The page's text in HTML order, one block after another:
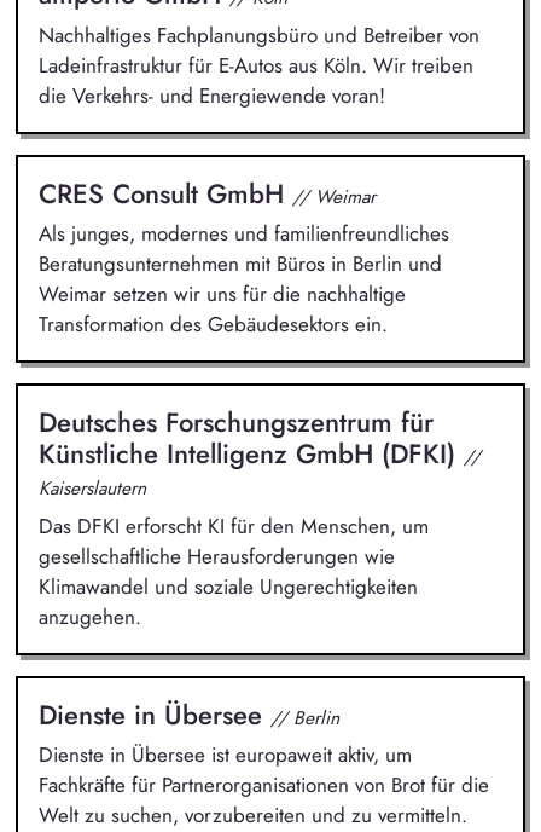
Nachhaltiges Fachplanungsbüro und Betreiber von
Ladeinfrastruktur für E-Autos aus Köln. Wir treiben
die Verkehrs- und Energiewende voran!
CRES Consult GmbH // Weimar
Als junges, modernes und familienfreundliches
Beratungsunternehmen mit Büros in Berlin und
Weimar setzen wir uns für die nachhaltige
Transformation des Gebäudesektors ein.
Deutsches Forschungszentrum für
Künstliche Intelligenz GmbH (DFKI) //
Kaiserslautern
Das DFKI erforscht KI für den Menschen, um
gesellschaftliche Herausforderungen wie
Klimawandel und soziale Ungerechtigkeiten
anzugehen.
Dienste in Übersee // Berlin
Dienste in Übersee ist europaweit aktiv, um
Fachkräfte für Partnerorganisationen von Brot für die
Welt zu suchen, vorzubereiten und zu vermitteln.